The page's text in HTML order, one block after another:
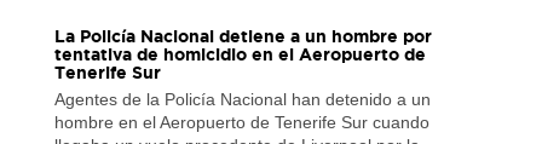
La Policía Nacional detiene a un hombre por
tentativa de homicidio en el Aeropuerto de
Tenerife Sur
Agentes de la Policía Nacional han detenido a un
hombre en el Aeropuerto de Tenerife Sur cuando